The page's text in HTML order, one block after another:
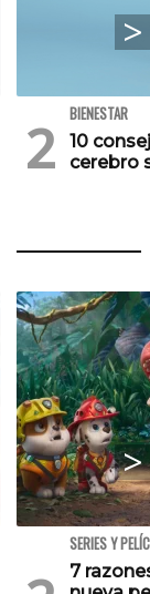
BIENESTAR
10
cerebro
SERIES Y
7